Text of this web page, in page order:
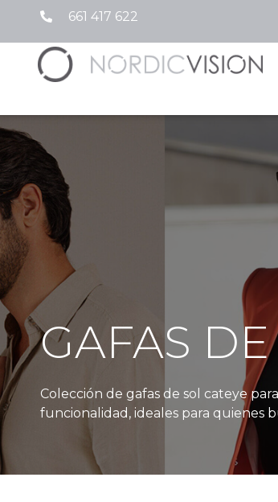
661 417 622
GAFAS
Colección de gafas de sol cateye
funcionalidad, ideales para quienes